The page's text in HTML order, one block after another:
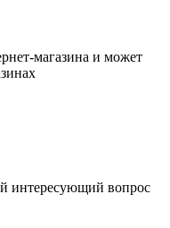
магазина и может
интересующий вопрос